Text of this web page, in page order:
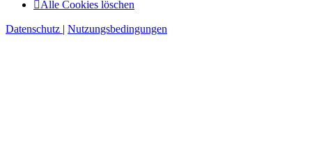
Alle Cookies löschen
Datenschutz | Nutzungsbedingungen